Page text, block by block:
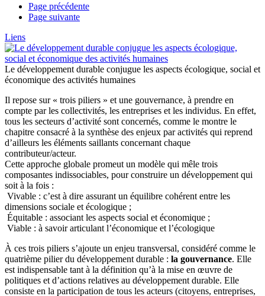
Page précédente
Page suivante
Liens
Le développement durable conjugue les aspects écologique, social et
économique des activités humaines
Il repose sur « trois piliers » et une gouvernance, à prendre en
compte par les collectivités, les entreprises et les individus. En effet,
tous les secteurs d’activité sont concernés, comme le montre le
chapitre consacré à la synthèse des enjeux par activités qui reprend
d’ailleurs les éléments saillants concernant chaque
contributeur/acteur.
Cette approche globale promeut un modèle qui mêle trois
composantes indissociables, pour construire un développement qui
soit à la fois :
Vivable : c’est à dire assurant un équilibre cohérent entre les
dimensions sociale et écologique ;
Équitable : associant les aspects social et économique ;
Viable : à savoir articulant l’économique et l’écologique
À ces trois piliers s’ajoute un enjeu transversal, considéré comme le
quatrième pilier du développement durable : la gouvernance. Elle
est indispensable tant à la définition qu’à la mise en œuvre de
politiques et d’actions relatives au développement durable. Elle
consiste en la participation de tous les acteurs (citoyens, entreprises,